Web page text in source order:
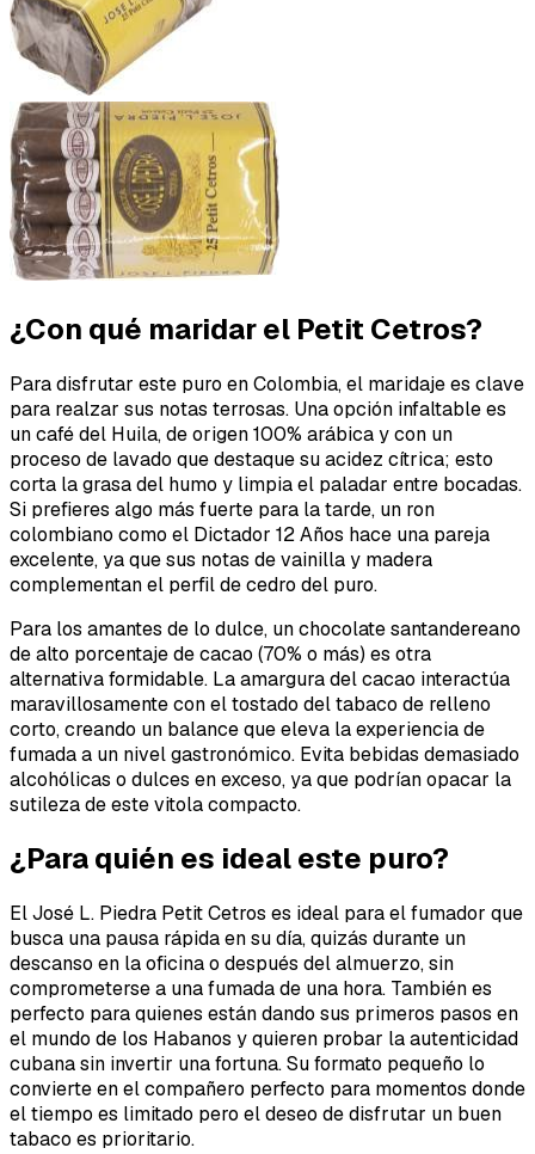
¿Con qué maridar el Petit Cetros?
Para disfrutar este puro en Colombia, el maridaje es clave
para realzar sus notas terrosas. Una opción infaltable es
un café del Huila, de origen 100% arábica y con un
proceso de lavado que destaque su acidez cítrica; esto
corta la grasa del humo y limpia el paladar entre bocadas.
Si prefieres algo más fuerte para la tarde, un ron
colombiano como el Dictador 12 Años hace una pareja
excelente, ya que sus notas de vainilla y madera
complementan el perfil de cedro del puro.
Para los amantes de lo dulce, un chocolate santandereano
de alto porcentaje de cacao (70% o más) es otra
alternativa formidable. La amargura del cacao interactúa
maravillosamente con el tostado del tabaco de relleno
corto, creando un balance que eleva la experiencia de
fumada a un nivel gastronómico. Evita bebidas demasiado
alcohólicas o dulces en exceso, ya que podrían opacar la
sutileza de este vitola compacto.
¿Para quién es ideal este puro?
El José L. Piedra Petit Cetros es ideal para el fumador que
busca una pausa rápida en su día, quizás durante un
descanso en la oficina o después del almuerzo, sin
comprometerse a una fumada de una hora. También es
perfecto para quienes están dando sus primeros pasos en
el mundo de los Habanos y quieren probar la autenticidad
cubana sin invertir una fortuna. Su formato pequeño lo
convierte en el compañero perfecto para momentos donde
el tiempo es limitado pero el deseo de disfrutar un buen
tabaco es prioritario.